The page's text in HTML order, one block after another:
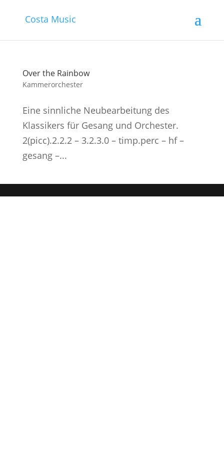
Costa Music
Over the Rainbow
Kammerorchester
Eine sinnliche Neubearbeitung des
Klassikers für Gesang und Orchester.
2(picc).2.2.2 – 3.2.3.0 – timp.perc – hf –
gesang –...